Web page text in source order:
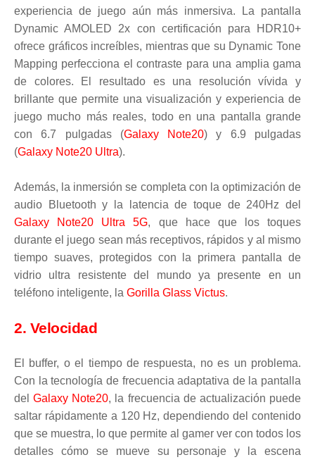
experiencia de juego aún más inmersiva. La pantalla
Dynamic AMOLED 2x con certificación para HDR10+
ofrece gráficos increíbles, mientras que su Dynamic Tone
Mapping perfecciona el contraste para una amplia gama
de colores. El resultado es una resolución vívida y
brillante que permite una visualización y experiencia de
juego mucho más reales, todo en una pantalla grande
con 6.7 pulgadas (Galaxy Note20) y 6.9 pulgadas
(Galaxy Note20 Ultra).
Además, la inmersión se completa con la optimización de
audio Bluetooth y la latencia de toque de 240Hz del
Galaxy Note20 Ultra 5G, que hace que los toques
durante el juego sean más receptivos, rápidos y al mismo
tiempo suaves, protegidos con la primera pantalla de
vidrio ultra resistente del mundo ya presente en un
teléfono inteligente, la Gorilla Glass Victus.
2. Velocidad
El buffer, o el tiempo de respuesta, no es un problema.
Con la tecnología de frecuencia adaptativa de la pantalla
delGalaxy Note20, la frecuencia de actualización puede
saltar rápidamente a 120 Hz, dependiendo del contenido
que se muestra, lo que permite al gamer ver con todos los
detalles cómo se mueve su personaje y la escena